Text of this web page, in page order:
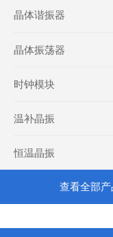
晶体谐振器
晶体振荡器
时钟模块
温补晶振
恒温晶振
查看全部产